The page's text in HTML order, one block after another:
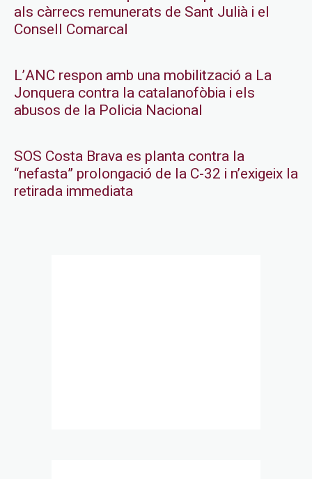
als càrrecs remunerats de Sant Julià i el
Consell Comarcal
L’ANC respon amb una mobilització a La
Jonquera contra la catalanofòbia i els
abusos de la Policia Nacional
SOS Costa Brava es planta contra la
“nefasta” prolongació de la C-32 i n’exigeix la
retirada immediata